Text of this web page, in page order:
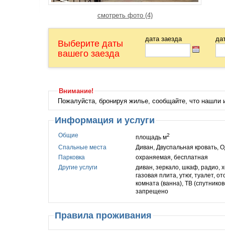
смотреть фото (4)
Выберите даты
вашего заезда
дата заезда
Внимание!
Пожалуйста, бронируя жилье, сообщайте, что
Информация и услуги
Общие площадь м2
Спальные места
Диван, Двуспальная кровать,
Парковка
охраняемая, бесплатная
Другие услуги
диван, зеркало, шкаф, радио,
газовая плита, утюг, туалет,
комната (ванна), ТВ
запрещено
Правила проживания